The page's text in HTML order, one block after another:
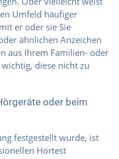
Umfeld häufiger
er oder sie Sie
ähnlichen Anzeichen
aus Ihrem Familien- oder
diese nicht zu
oder beim
festgestellt wurde, ist
Hörtest